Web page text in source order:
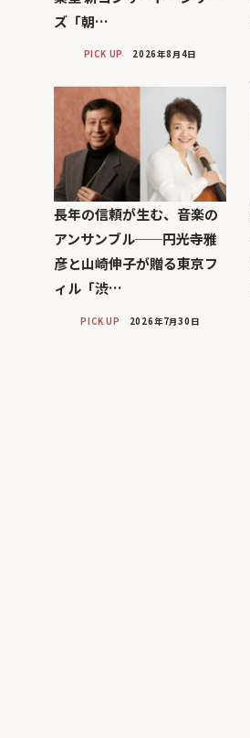
ズ「朝…
PICK UP 2026年8月4日
長年の信頼が生む、音楽の
アンサンブル──円光寺雅
彦と山崎伸子が贈る東京フ
ィル「渋…
PICK UP 2026年7月30日